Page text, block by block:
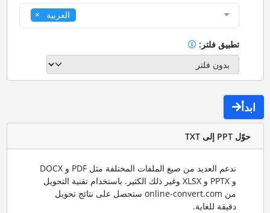
العربية
تطبيق فلتر:
ابدأ
حوّل PPT إلى TXT
ندعم العديد من صيغ الملفات المختلفة مثل PDF و DOCX
و PPTX و XLSX وغير ذلك الكثير. باستخدام تقنية التحويل
من online-convert.com ستحصل على نتائج تحويل
دقيقة للغاية.